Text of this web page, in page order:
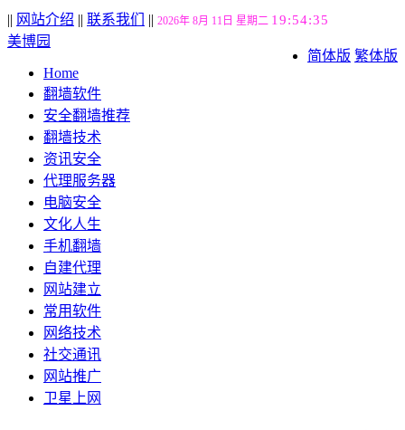
|| 网站介绍 || 联系我们 || 2026年 8月 11日 星期二 19:54:35
简体版 繁体版
美博园
Home
翻墙软件
安全翻墙推荐
翻墙技术
资讯安全
代理服务器
电脑安全
文化人生
手机翻墙
自建代理
网站建立
常用软件
网络技术
社交通讯
网站推广
卫星上网